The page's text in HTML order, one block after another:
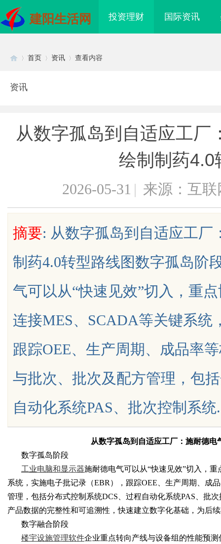
建阳生活网 投资理财 国际资讯
Bo
首页 资讯 查看内容
资讯
从数字孤岛到自适应工厂
绘制制药4.0
2026-05-31 | 来源：互联
摘要: 从数字孤岛到自适应工厂
制药4.0转型路线图数字孤岛阶
气可以从“快速见效”切入，重
连接MES、SCADA等关键系统
跟踪OEE、生产周期、成品率
与批次、批次及配方管理，包
自动化系统PAS、批次控制系统
从数字孤岛到自适应工厂：施耐德电
数字孤岛阶段
工业电脑和显示器施耐德电气可以从“快速见效”切入，
系统，实施电子批记录（EBR），跟踪OEE、生产周期、成
管理，包括分布式控制系统DCS、过程自动化系统PAS、批
产品数据的完整性和可追溯性，快速建立数字化基础，为后
数字融合阶段
楼宇设施管理软件企业重点转向产线与设备组的性能预
发体系全解析